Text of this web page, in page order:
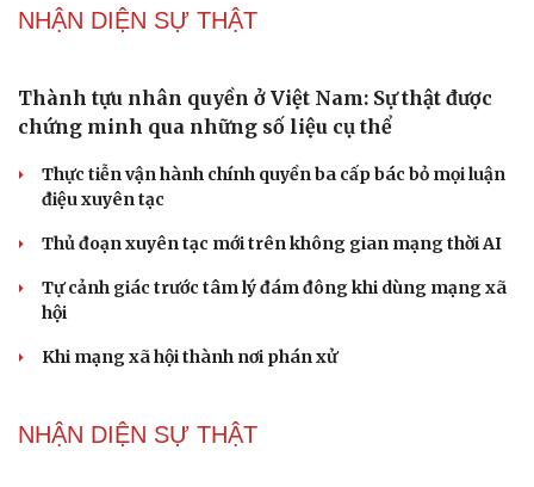
NHẬN DIỆN SỰ THẬT
Thành tựu nhân quyền ở Việt Nam: Sự thật được
chứng minh qua những số liệu cụ thể
Thực tiễn vận hành chính quyền ba cấp bác bỏ mọi luận
điệu xuyên tạc
Thủ đoạn xuyên tạc mới trên không gian mạng thời AI
Tự cảnh giác trước tâm lý đám đông khi dùng mạng xã
hội
Khi mạng xã hội thành nơi phán xử
NHẬN DIỆN SỰ THẬT